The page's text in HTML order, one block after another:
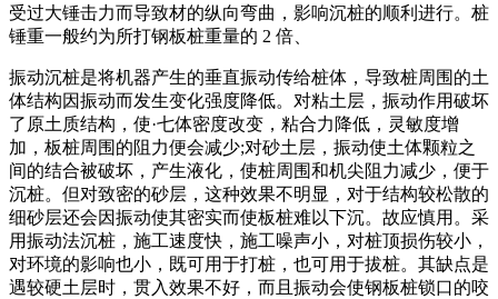
受过大锤击力而导致材的纵向弯曲，影响沉桩的顺利进行。桩
锤重一般约为所打钢板桩重量的 2 倍、
振动沉桩是将机器产生的垂直振动传给桩体，导致桩周围的土
体结构因振动而发生变化强度降低。对粘土层，振动作用破坏
了原土质结构，使·七体密度改变，粘合力降低，灵敏度增
加，板桩周围的阻力便会减少;对砂土层，振动使土体颗粒之
间的结合被破坏，产生液化，使桩周围和机尖阻力减少，便于
沉桩。但对致密的砂层，这种效果不明显，对于结构较松散的
细砂层还会因振动使其密实而使板桩难以下沉。故应慎用。采
用振动法沉桩，施工速度快，施工噪声小，对桩顶损伤较小，
对环境的影响也小，既可用于打桩，也可用于拔桩。其缺点是
遇较硬土层时，贯入效果不好，而且振动会使钢板桩锁口的咬